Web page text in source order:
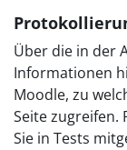
Über die in der
Informationen
Moodle, zu
Seite
Sie in Tests